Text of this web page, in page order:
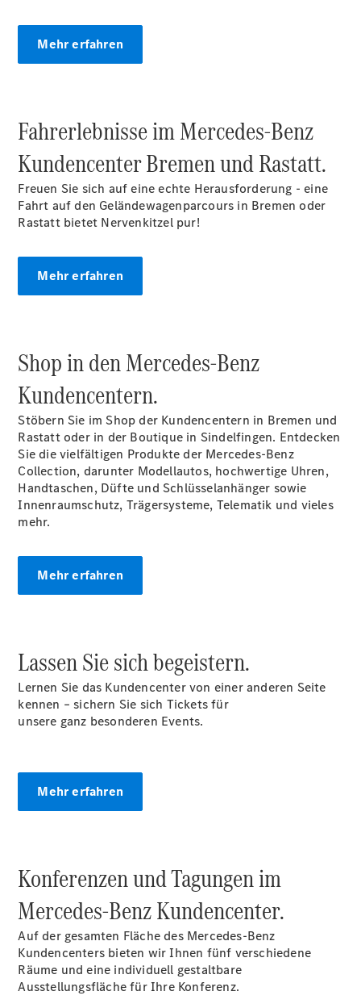
Übersicht
140 Jahre
Store
Neuwagenangebote
Privatkunden
Finanzierung
Gewerbekunden
Kurzfristig
verfügbare
Angebote
V-Klasse
V-Klasse
Marco Polo
Limousinen
CLA mit EQ-
Technologie
Der neue
CLA
EQE
EQS
Limousine -
elektrisch
Limousine -
E-Klasse
Limousine
S-Klasse
Limousine
S-Klasse
Lang
Mehr erfahren
Fahrerlebnisse im Mercedes‑Benz
Kundencenter Bremen und Rastatt.
Freuen Sie sich auf eine echte Herausforderung - eine
Fahrt auf den Geländewagenparcours in Bremen oder
Rastatt bietet Nervenkitzel pur!
Mehr erfahren
Shop in den Mercedes‑Benz
Kundencentern.
Stöbern Sie im Shop der Kundencentern in Bremen und
Rastatt oder in der Boutique in Sindelfingen. Entdecken
Sie die vielfältigen Produkte der Mercedes-Benz
Collection, darunter Modellautos, hochwertige Uhren,
Handtaschen, Düfte und Schlüsselanhänger sowie
Innenraumschutz, Trägersysteme, Telematik und vieles
mehr.
Mehr erfahren
Lassen Sie sich begeistern.
Lernen Sie das Kundencenter von einer anderen Seite
kennen – sichern Sie sich Tickets für
unsere ganz besonderen Events.
Mehr erfahren
Konferenzen und Tagungen im
Mercedes‑Benz Kundencenter.
Auf der gesamten Fläche des Mercedes-Benz
Kundencenters bieten wir Ihnen fünf verschiedene
Räume und eine individuell gestaltbare
Ausstellungsfläche für Ihre Konferenz.